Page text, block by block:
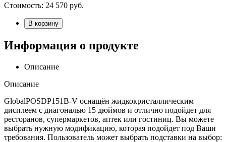
Стоимость: 24 570 руб.
В корзину
Информация о продукте
Описание
Описание
GlobalPOSDP151B-V оснащён жидкокристаллическим
дисплеем с диагональю 15 дюймов и отлично подойдет для
ресторанов, супермаркетов, аптек или гостиниц. Вы можете
выбрать нужную модификацию, которая подойдет под Ваши
требования. Пользователь может выбрать подставки на выбор: